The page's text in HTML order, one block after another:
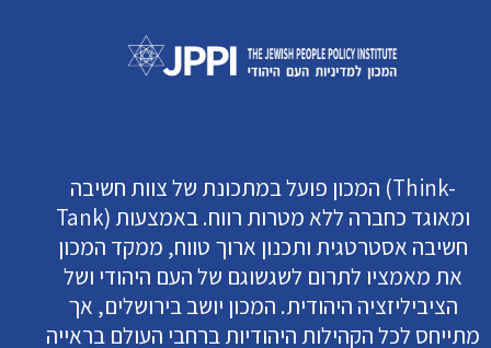
המכון פועל במתכונת של צוות חשיבה (Think-
Tank) ומאוגד כחברה ללא מטרות רווח. באמצעות
חשיבה אסטרטגית ותכנון ארוך טווח, ממקד המכון
את מאמציו לתרום לשגשוגם של העם היהודי ושל
הציביליזציה היהודית. המכון יושב בירושלים, אך
מתייחס לכל הקהילות היהודיות ברחבי העולם בראייה